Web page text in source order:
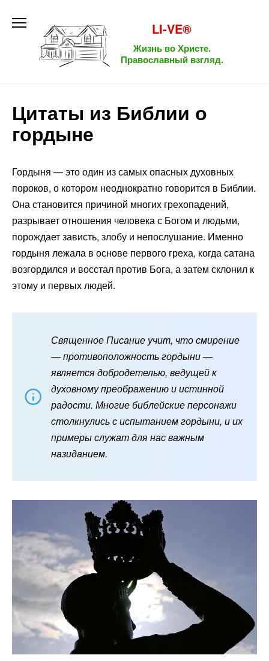
содержанию
LI-VE®
Жизнь во Христе.
Православный взгляд.
Цитаты из Библии о
гордыне
Гордыня — это один из самых опасных духовных
пороков, о котором неоднократно говорится в Библии.
Она становится причиной многих грехопадений,
разрывает отношения человека с Богом и людьми,
порождает зависть, злобу и непослушание. Именно
гордыня лежала в основе первого греха, когда сатана
возгордился и восстал против Бога, а затем склонил к
этому и первых людей.
Священное Писание учит, что смирение
— противоположность гордыни —
является добродетелью, ведущей к
духовному преображению и истинной
радости. Многие библейские персонажи
столкнулись с испытанием гордыни, и их
примеры служат для нас важным
назиданием.